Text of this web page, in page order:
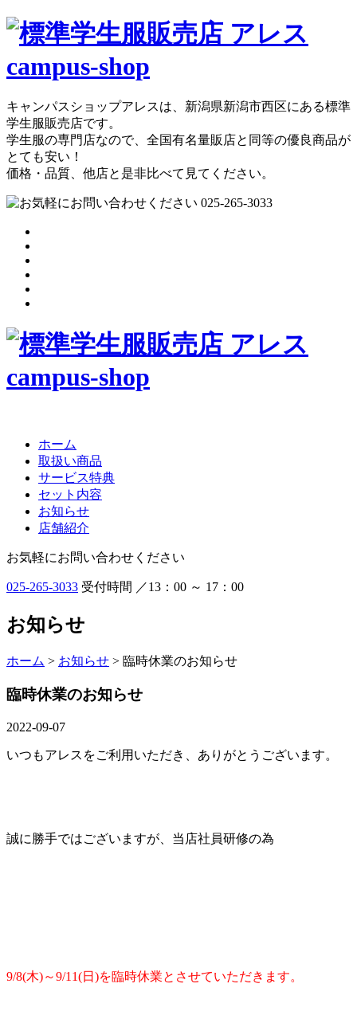
キャンパスショップアレスは、新潟県新潟市西区にある標準
学生服販売店です。
学生服の専門店なので、全国有名量販店と同等の優良商品が
とても安い！
価格・品質、他店と是非比べて見てください。
ホーム
取扱い商品
サービス特典
セット内容
お知らせ
店舗紹介
お気軽にお問い合わせください
025-265-3033 受付時間 ／13：00 ～ 17：00
お知らせ
ホーム > お知らせ > 臨時休業のお知らせ
臨時休業のお知らせ
2022-09-07
いつもアレスをご利用いただき、ありがとうございます。
誠に勝手ではございますが、当店社員研修の為
9/8(木)～9/11(日)を臨時休業とさせていただきます。